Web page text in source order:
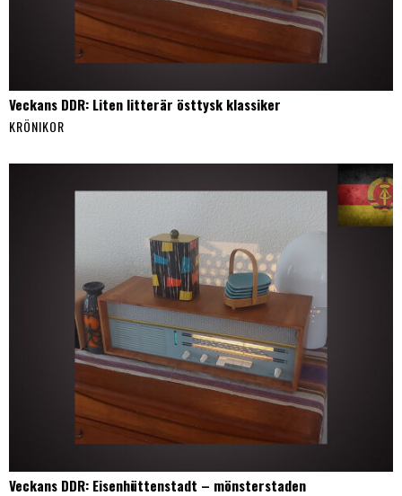
Veckans DDR: Liten litterär östtysk klassiker
KRÖNIKOR
Veckans DDR: Eisenhüttenstadt – mönsterstaden